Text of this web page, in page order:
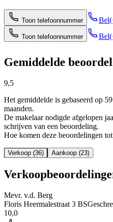
Toon telefoonnummer Bel
Toon telefoonnummer Bel
Gemiddelde
9,5
Het gemiddelde is gebaseerd op
maanden.
De makelaar nodigde afgelopen
schrijven van een beoordeling.
Hoe komen deze beoordelingen
Verkoop (36) Aankoop (23)
Mevr. v.d. Berg
Floris Heermalestraat 3 BS
10,0